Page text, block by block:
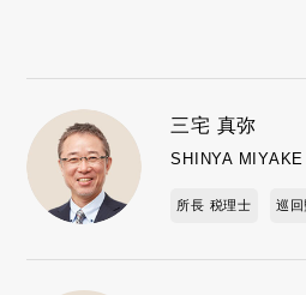
三宅 真弥
SHINYA MIYAKE
所長 税理士 巡